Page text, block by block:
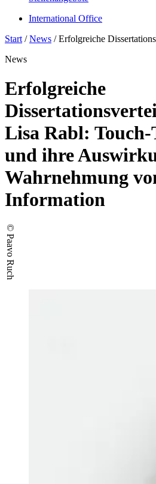
International Office
Start /News /Erfolgreiche
News
Erfolgreiche
Lisa Rabl: Touch-
und ihre
Wahrnehmung
Information
© Paavo Ruch